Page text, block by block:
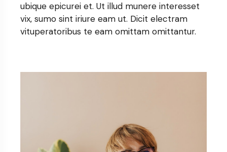
ubique epicurei et. Ut illud munere interesset
vix, sumo sint iriure eam ut. Dicit electram
vituperatoribus te eam omittam omittantur.